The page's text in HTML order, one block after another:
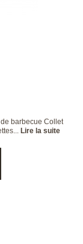
barbecue Collet
Lire la suite